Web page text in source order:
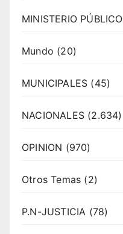
MINISTERIO PÚBLICO
Mundo (20)
MUNICIPALES (45)
NACIONALES (2.634)
OPINION (970)
Otros Temas (2)
P.N-JUSTICIA (78)